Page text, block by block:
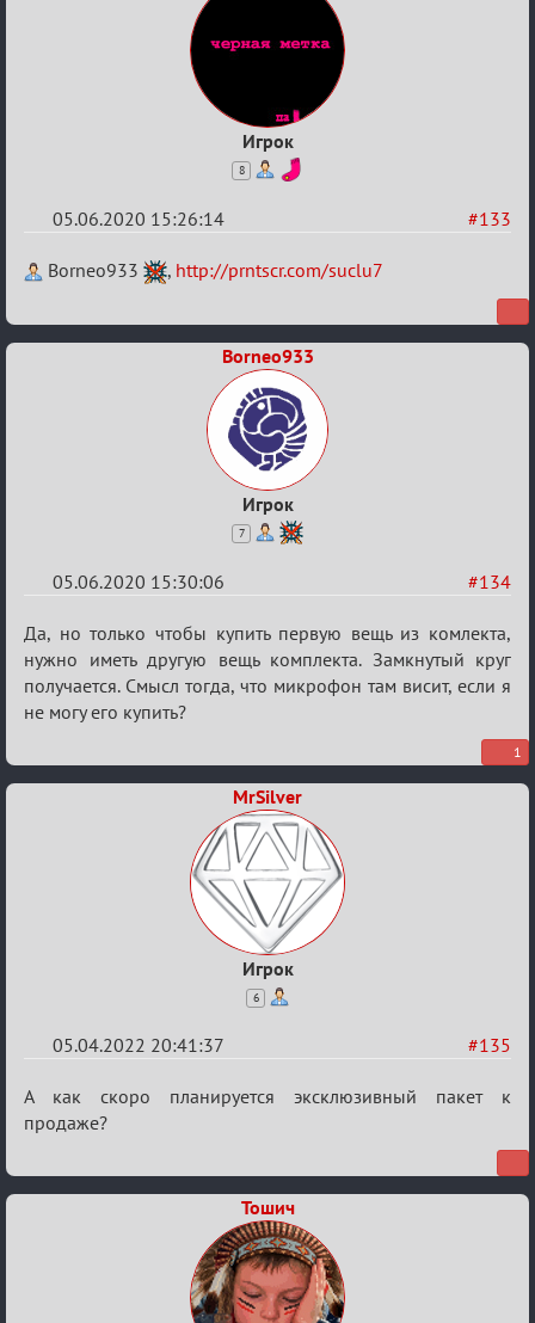
Игрок
8
#133
05.06.2020 15:26:14
Re:Borneo933 , http://prntscr.com/suclu7
Borneo933
Игрок
7
#134
05.06.2020 15:30:06
Re:
Вопросы
Да, но только чтобы купить первую вещь из комлекта,
нужно иметь другую вещь комплекта. Замкнутый круг
получается. Смысл тогда, что микрофон там висит, если я
не могу его купить?
1
MrSilver
Игрок
6
#135
05.04.2022 20:41:37
Re:
Вопросы
А как скоро планируется эксклюзивный пакет к
продаже?
Тошич